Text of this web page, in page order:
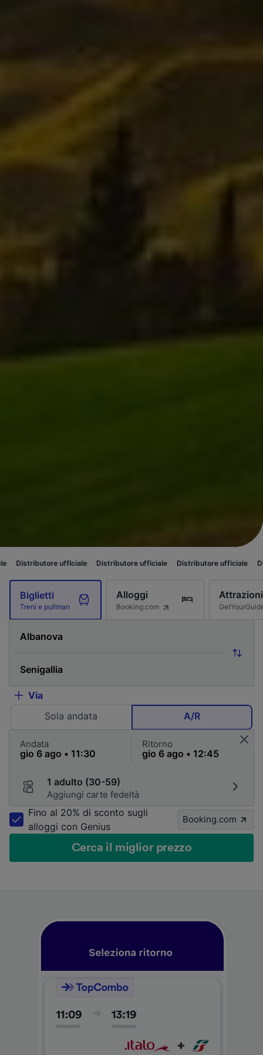
ufficiale Distributore ufficiale Distributore ufficiale Distributore
Biglietti
Treni e pullman
Alloggi
Booking.com
Attrazioni
Via
Sola andata
A/R
Andata Ritorno
1 adulto (30-59)
Aggiungi carte fedeltà
Fino al 20% di sconto sugli
alloggi con Genius
Booking.com
Cerca il miglior prezzo